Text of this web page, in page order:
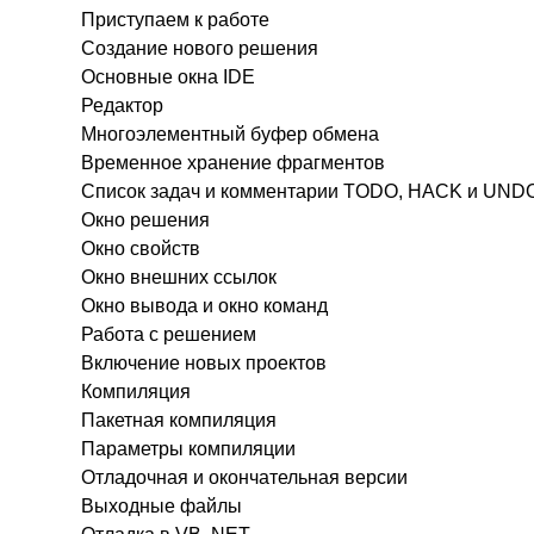
Приступаем к работе
Создание нового решения
Основные окна IDE
Редактор
Многоэлементный буфер обмена
Временное хранение фрагментов
Список задач и комментарии TODO, HACK и
Окно решения
Окно свойств
Окно внешних ссылок
Окно вывода и окно команд
Работа с решением
Включение новых проектов
Компиляция
Пакетная компиляция
Параметры компиляции
Отладочная и окончательная версии
Выходные файлы